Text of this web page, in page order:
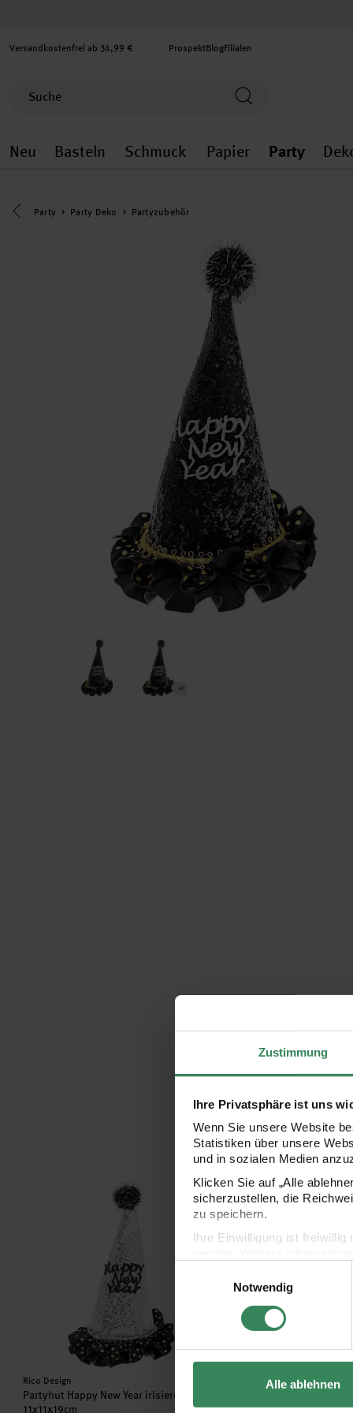
Zustimmung
Ihre Privatsphäre ist uns
Wenn Sie unsere Website
Statistiken über unsere
und in sozialen Medien
Klicken Sie auf „Alle
sicherzustellen, die
zu speichern.
Ihre Einwilligung ist freiwillig
Impressum
Datenschutz
Notwendig
Alle ablehnen
Versandkostenfrei ab 34,99 € ProspektBlogFilialen
Neu
Neu general.openMenu
Basteln
Basteln general.openMenu
Schmuck
Schmuck
Papier
Papier
Party
Eine Kategorie zurück navigieren
Party Party Deko Partyzubehör
Partyhut Happy New Year irisierend 11x11x19cm
Hersteller:
Rico Design
Partyhut Happy New Year irisierend
11x11x19cm
Haarreifen Happy New
Hersteller:
Rico Design